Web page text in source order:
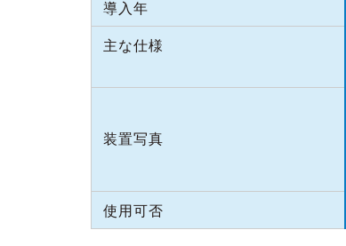
導入年
主な仕様
装置写真
使用可否